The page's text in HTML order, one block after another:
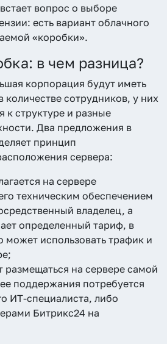
вопрос о выборе
есть вариант облачного
«коробки».
в чем разница?
корпорация будут иметь
количестве сотрудников, у них
к структуре и разные
Два предложения в
принцип
сервера:
на сервере
техническим обеспечением
владелец, а
определенный тариф, в
может использовать трафик и
размещаться на сервере самой
поддержания потребуется
ИТ-специалиста, либо
Битрикс24 на